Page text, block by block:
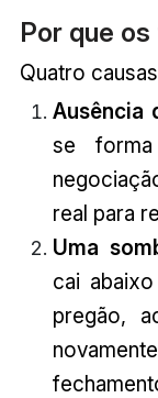
Por que
Quatro
Ausência
se
real para
Uma
cai
pregão,